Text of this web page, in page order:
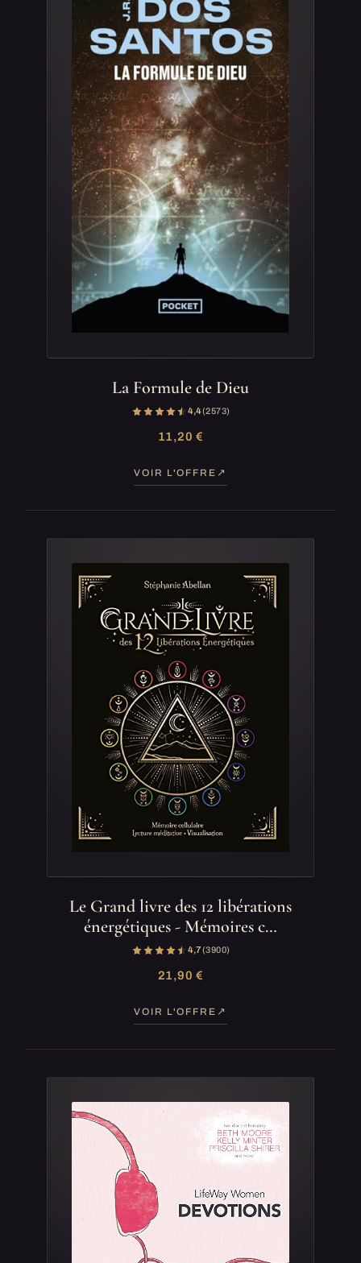
La Formule de Dieu
4,4(2 573)
11,20 €
VOIR L'OFFRE
Le Grand livre des 12 libérations
énergétiques - Mémoires c…
4,7(3 900)
21,90 €
VOIR L'OFFRE